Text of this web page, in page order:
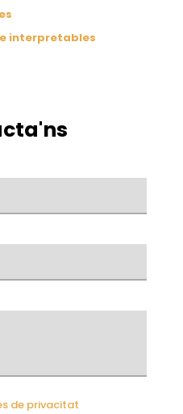
interpretables
de privacitat